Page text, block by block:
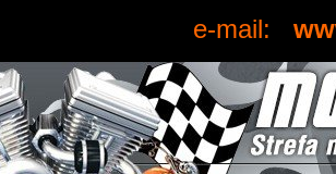
e-mail: